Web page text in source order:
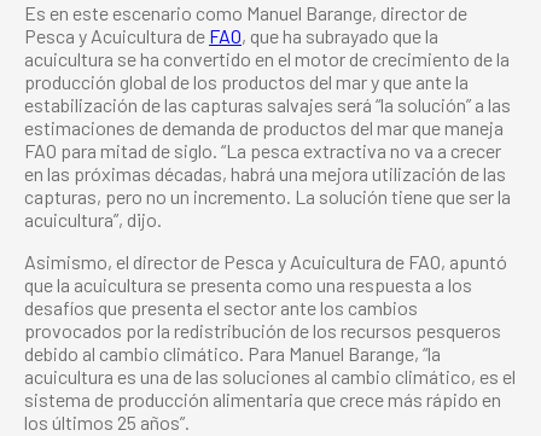
Es en este escenario como Manuel Barange, director de
Pesca y Acuicultura de FAO, que ha subrayado que la
acuicultura se ha convertido en el motor de crecimiento de la
producción global de los productos del mar y que ante la
estabilización de las capturas salvajes será “la solución” a las
estimaciones de demanda de productos del mar que maneja
FAO para mitad de siglo. “La pesca extractiva no va a crecer
en las próximas décadas, habrá una mejora utilización de las
capturas, pero no un incremento. La solución tiene que ser la
acuicultura”, dijo.
Asimismo, el director de Pesca y Acuicultura de FAO, apuntó
que la acuicultura se presenta como una respuesta a los
desafíos que presenta el sector ante los cambios
provocados por la redistribución de los recursos pesqueros
debido al cambio climático. Para Manuel Barange, “la
acuicultura es una de las soluciones al cambio climático, es el
sistema de producción alimentaria que crece más rápido en
los últimos 25 años”.